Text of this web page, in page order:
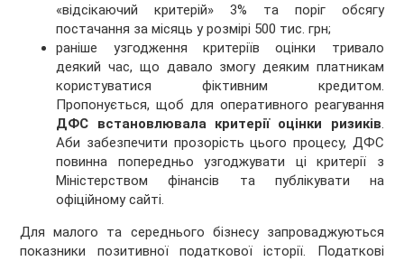
«відсікаючий критерій» 3% та поріг обсягу
постачання за місяць у розмірі 500 тис. грн;
раніше узгодження критеріїв оцінки тривало
деякий час, що давало змогу деяким платникам
користуватися фіктивним кредитом.
Пропонується, щоб для оперативного реагування
ДФС встановлювала критерії оцінки ризиків.
Аби забезпечити прозорість цього процесу, ДФС
повинна попередньо узгоджувати ці критерії з
Міністерством фінансів та публікувати на
офіційному сайті.
Для малого та середнього бізнесу запроваджуються
показники позитивної податкової історії. Податкові